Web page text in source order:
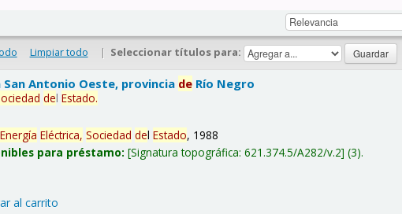
Limpiar todo | Seleccionar títulos para:
Antonio Oeste, provincia de Río Negro
delEstado.
Energía Eléctrica, Sociedad delEstado, 1988
para préstamo: Signatura topográfica:621.374.5/A282/v.2 (3).
al carrito